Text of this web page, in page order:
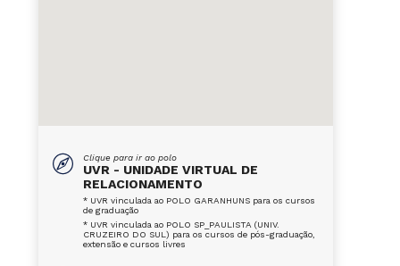
Clique para ir ao polo
UVR - UNIDADE VIRTUAL DE
RELACIONAMENTO
* UVR vinculada ao POLO GARANHUNS para os cursos
de graduação
* UVR vinculada ao POLO SP_PAULISTA (UNIV.
CRUZEIRO DO SUL) para os cursos de pós-graduação,
extensão e cursos livres